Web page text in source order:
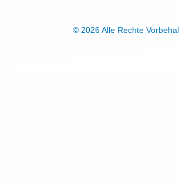
© 2026 Alle Rechte